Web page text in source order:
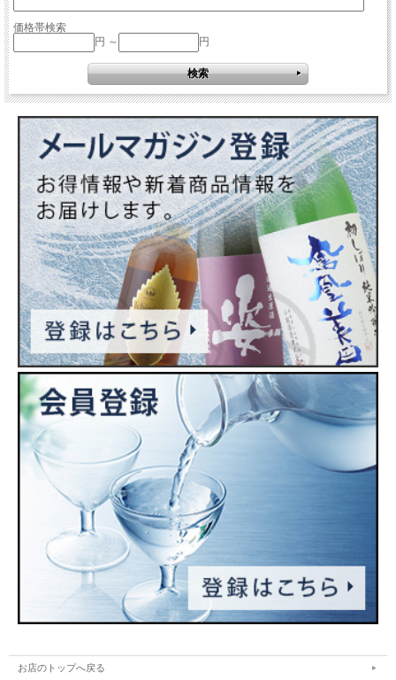
価格帯検索
円 ～
円
お店のトップへ戻る